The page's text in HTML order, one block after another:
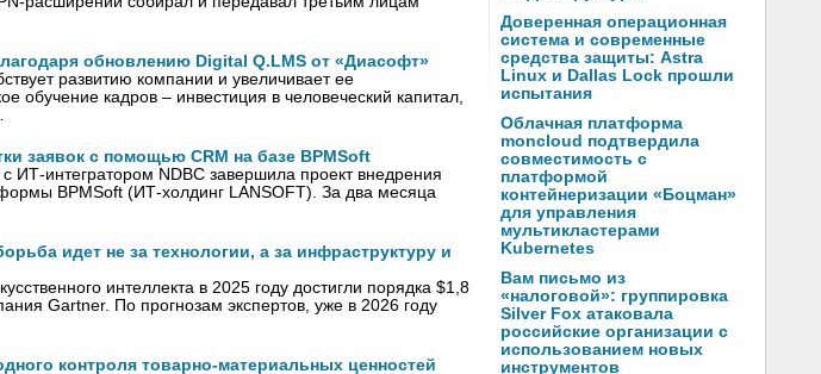
обновлению Digital Q.LMS от «Диасофт»
развитию компании и увеличивает ее
обучение кадров – инвестиция в человеческий капитал,
заявок с помощью CRM на базе BPMSoft
ИТ-интегратором NDBC завершила проект внедрения
BPMSoft (ИТ-холдинг LANSOFT). За два месяца
идет не за технологии, а за инфраструктуру и
интеллекта в 2025 году достигли порядка $1,8
Gartner. По прогнозам экспертов, уже в 2026 году
контроля товарно-материальных ценностей
Доверенная операционная
система и современные
средства защиты: Astra
Linux и Dallas Lock прошли
испытания
Облачная платформа
moncloud подтвердила
совместимость с
платформой
контейнеризации «Боцман»
для управления
мультикластерами
Kubernetes
Вам письмо из
«налоговой»: группировка
Silver Fox атаковала
российские организации с
использованием новых
инструментов